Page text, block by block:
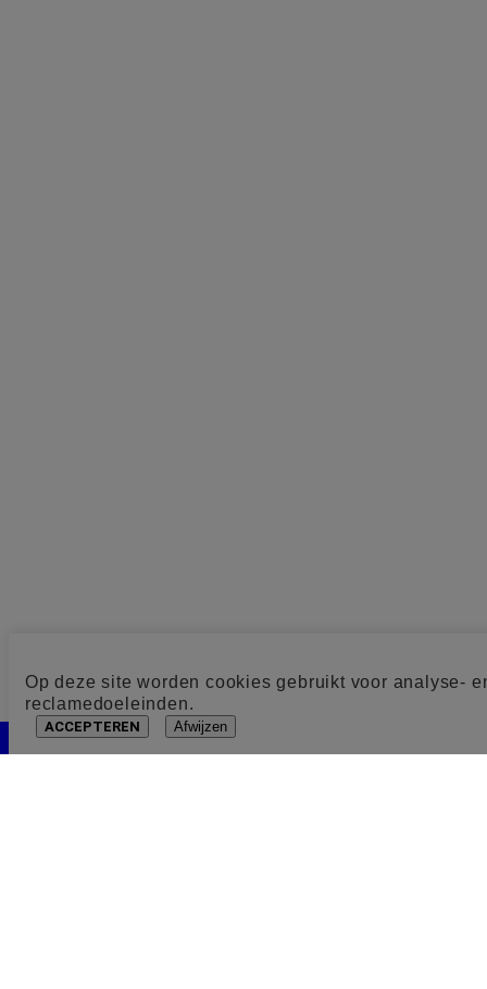
Op deze site worden cookies gebruikt voor analyse-
reclamedoeleinden.
ACCEPTEREN Afwijzen
Cookie toestemming